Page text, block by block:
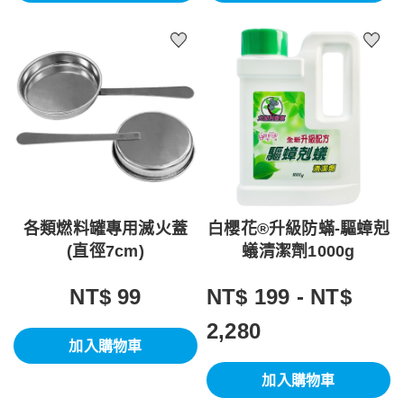
各類燃料罐專用滅火蓋
(直徑7cm)
NT$ 99
加入購物車
白櫻花®升級防蟎-驅蟑剋
蟻清潔劑1000g
NT$ 199 - NT$
2,280
加入購物車